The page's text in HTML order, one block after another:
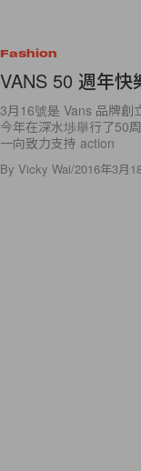
Fashion
VANS 50 週年快
3月16號是 Vans 品牌創
今年在深水埗舉行了50
一向致力支持 action
By Vicky Wai/2016年3月